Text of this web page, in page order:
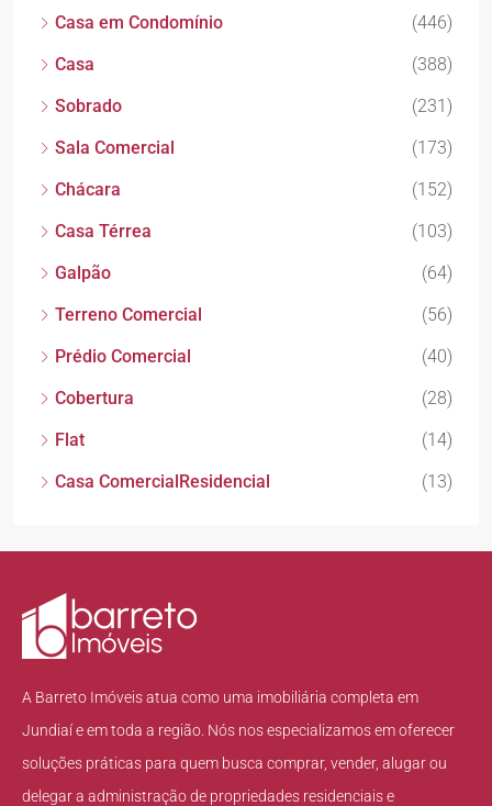
Casa em Condomínio
(446)
Casa
(388)
Sobrado
(231)
Sala Comercial
(173)
Chácara
(152)
Casa Térrea
(103)
Galpão
(64)
Terreno Comercial
(56)
Prédio Comercial
(40)
Cobertura
(28)
Flat
(14)
Casa ComercialResidencial
(13)
A Barreto Imóveis atua como uma imobiliária completa em
Jundiaí e em toda a região. Nós nos especializamos em oferecer
soluções práticas para quem busca comprar, vender, alugar ou
delegar a administração de propriedades residenciais e